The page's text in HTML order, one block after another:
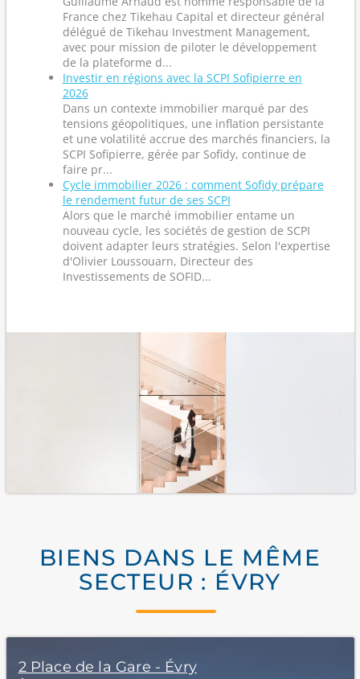
France chez Tikehau Capital et directeur général
délégué de Tikehau Investment Management,
avec pour mission de piloter le développement
de la plateforme d...
Investir en régions avec la SCPI Sofipierre en
2026
Dans un contexte immobilier marqué par des
tensions géopolitiques, une inflation persistante
et une volatilité accrue des marchés financiers, la
SCPI Sofipierre, gérée par Sofidy, continue de
faire pr...
Cycle immobilier 2026 : comment Sofidy prépare
le rendement futur de ses SCPI
Alors que le marché immobilier entame un
nouveau cycle, les sociétés de gestion de SCPI
doivent adapter leurs stratégies. Selon l'expertise
d'Olivier Loussouarn, Directeur des
Investissements de SOFID...
BIENS DANS LE MÊME
SECTEUR : ÉVRY
2 Place de la Gare - Évry